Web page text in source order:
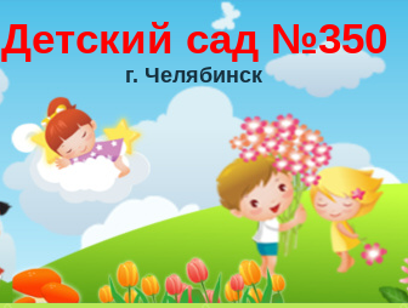
Детский сад №350
г. Челябинск